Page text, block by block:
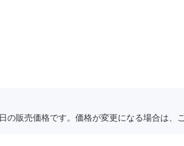
の販売価格です。価格が変更になる場合は